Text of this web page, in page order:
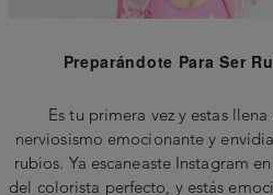
Preparándote Para Ser
Es tu primera vez y estas llena
nerviosismo emocionante y
rubios. Ya escaneaste Instagram
del colorista perfecto, y estás